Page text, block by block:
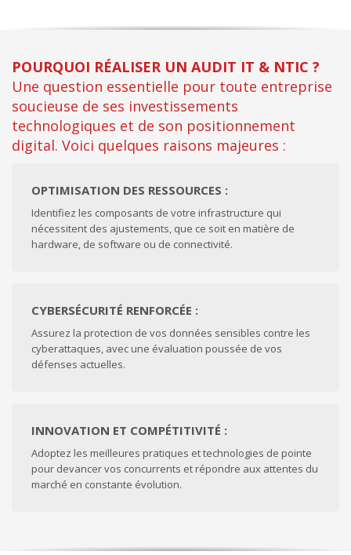
POURQUOI RÉALISER UN AUDIT IT & NTIC ?
Une question essentielle pour toute entreprise
soucieuse de ses investissements
technologiques et de son positionnement
digital. Voici quelques raisons majeures :
OPTIMISATION DES RESSOURCES :
Identifiez les composants de votre infrastructure qui
nécessitent des ajustements, que ce soit en matière de
hardware, de software ou de connectivité.
CYBERSÉCURITÉ RENFORCÉE :
Assurez la protection de vos données sensibles contre les
cyberattaques, avec une évaluation poussée de vos
défenses actuelles.
INNOVATION ET COMPÉTITIVITÉ :
Adoptez les meilleures pratiques et technologies de pointe
pour devancer vos concurrents et répondre aux attentes du
marché en constante évolution.